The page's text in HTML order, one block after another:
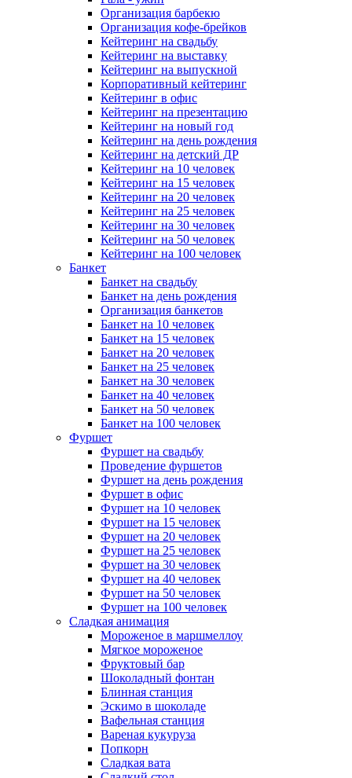
Организация барбекю
Организация кофе-брейков
Кейтеринг на свадьбу
Кейтеринг на выставку
Кейтеринг на выпускной
Корпоративный кейтеринг
Кейтеринг в офис
Кейтеринг на презентацию
Кейтеринг на новый год
Кейтеринг на день рождения
Кейтеринг на детский ДР
Кейтеринг на 10 человек
Кейтеринг на 15 человек
Кейтеринг на 20 человек
Кейтеринг на 25 человек
Кейтеринг на 30 человек
Кейтеринг на 50 человек
Кейтеринг на 100 человек
Банкет
Банкет на свадьбу
Банкет на день рождения
Организация банкетов
Банкет на 10 человек
Банкет на 15 человек
Банкет на 20 человек
Банкет на 25 человек
Банкет на 30 человек
Банкет на 40 человек
Банкет на 50 человек
Банкет на 100 человек
Фуршет
Фуршет на свадьбу
Проведение фуршетов
Фуршет на день рождения
Фуршет в офис
Фуршет на 10 человек
Фуршет на 15 человек
Фуршет на 20 человек
Фуршет на 25 человек
Фуршет на 30 человек
Фуршет на 40 человек
Фуршет на 50 человек
Фуршет на 100 человек
Сладкая анимация
Мороженое в маршмеллоу
Мягкое мороженое
Фруктовый бар
Шоколадный фонтан
Блинная станция
Эскимо в шоколаде
Вафельная станция
Вареная кукуруза
Попкорн
Сладкая вата